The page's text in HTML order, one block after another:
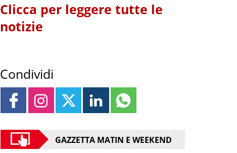
Clicca per leggere tutte le
notizie
Condividi
GAZZETTA MATIN E WEEKEND